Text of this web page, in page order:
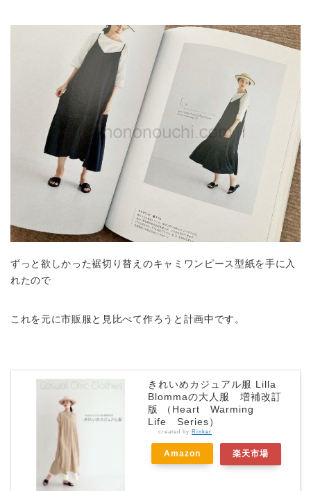
ずっと欲しかった裾切り替えのキャミワンピース型紙を手に入
れたので
これを元に市販服と見比べて作ろうと計画中です。
きれいめカジュアル服 Lilla
Blommaの大人服 増補改訂
版 （Heart Warming
Life Series）
created by Rinker
Amazon 楽天市場